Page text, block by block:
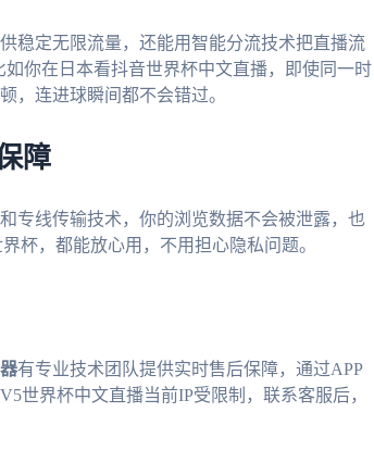
稳定无限流量，还能用智能分流技术把直播流
你在日本看抖音世界杯中文直播，即使同一时
，连进球瞬间都不会错过。
障
专线传输技术，你的浏览数据不会被泄露，也
杯，都能放心用，不用担心隐私问题。
有专业技术团队提供实时售后保障，通过APP
世界杯中文直播当前IP受限制，联系客服后，